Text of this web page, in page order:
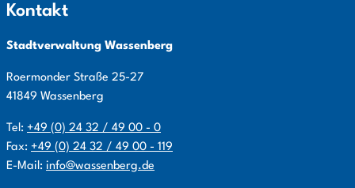
Kontakt
Stadtverwaltung Wassenberg
Roermonder Straße 25-27
41849 Wassenberg
Tel: +49 (0) 24 32 / 49 00 - 0
Fax: +49 (0) 24 32 / 49 00 - 119
E-Mail: info@wassenberg.de